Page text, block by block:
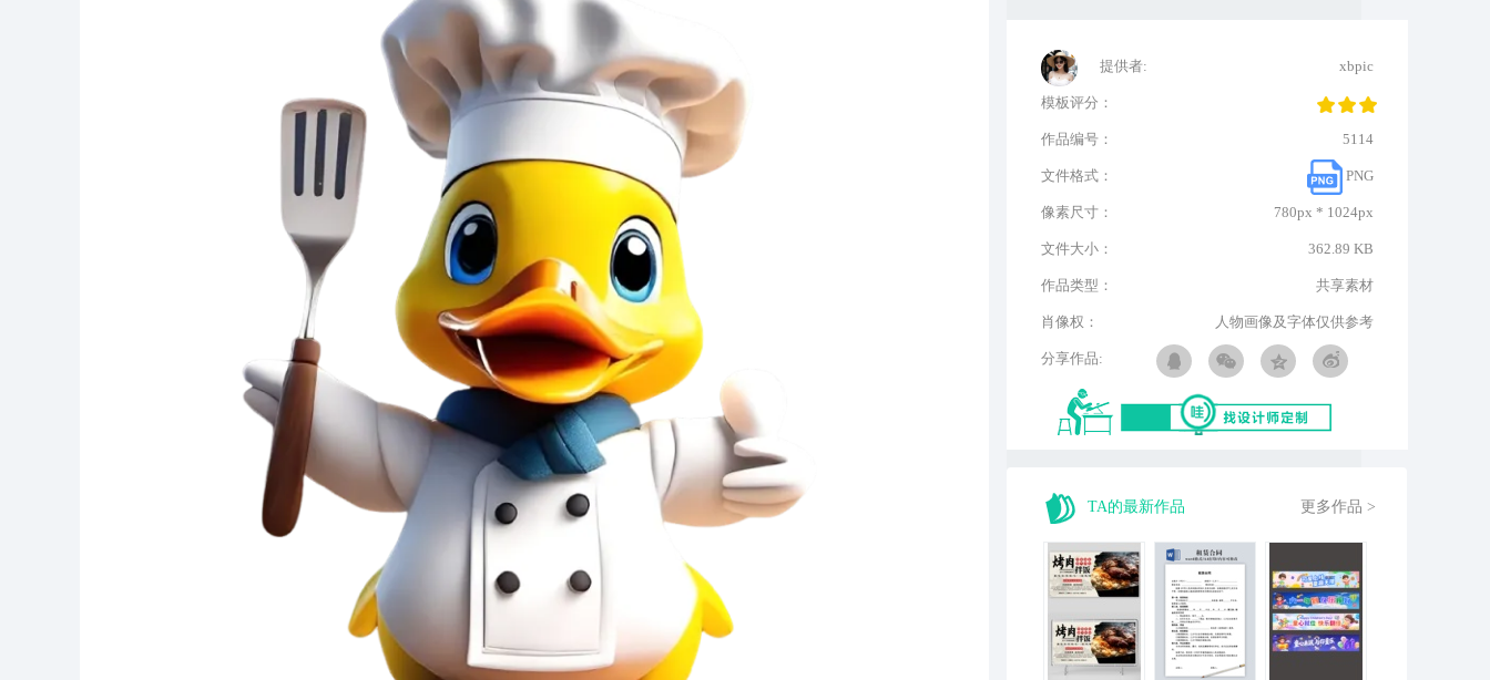
提供者: xbpic
模板评分：
作品编号： 5114
文件格式： PNG
像素尺寸： 780px * 1024px
文件大小： 362.89 KB
作品类型： 共享素材
肖像权： 人物画像及字体仅供参考
分享作品:
TA的最新作品 更多作品 >